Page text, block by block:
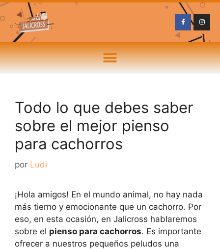
Todo lo que debes saber
sobre el mejor pienso
para cachorros
por Ludi
¡Hola amigos! En el mundo animal, no hay nada
más tierno y emocionante que un cachorro. Por
eso, en esta ocasión, en Jalicross hablaremos
sobre el pienso para cachorros. Es importante
ofrecer a nuestros pequeños peludos una